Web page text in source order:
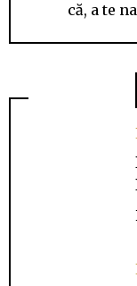
că, a te